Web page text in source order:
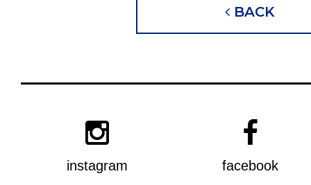
BACK
instagram facebook